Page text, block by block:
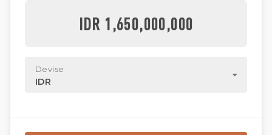
IDR 1,650,000,000
Devise
IDR